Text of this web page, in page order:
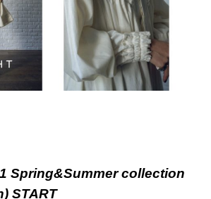
Spring&Summer collection
START